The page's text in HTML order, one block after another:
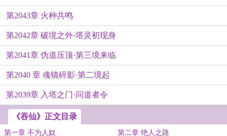
第2043章 火种共鸣
第2042章 破境之外·塔灵初现身
第2041章 伪道压顶·第三境来临
第2040 章 魂镜碎影·第二境起
第2039章 入塔之门·问道者令
《吞仙》正文目录
第一章 不为人奴 第二章 绝人之路